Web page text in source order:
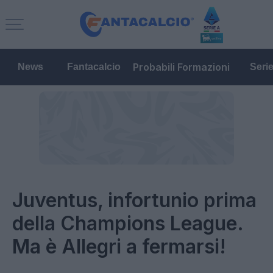
News Fantacalcio Probabili Formazioni
Juventus, infortunio prima
della Champions League.
Ma è Allegri a fermarsi!